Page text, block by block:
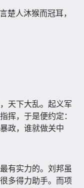
楚人沐猴而冠耳，
天下大乱。起义军
挥，于是便约定：
政，谁就做关中
有实力的。刘邦虽
多得力助手。而项